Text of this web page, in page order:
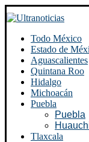
Todo México
Estado de
Aguascalientes
Quintana Roo
Hidalgo
Michoacán
Puebla
Puebla
Tlaxcala